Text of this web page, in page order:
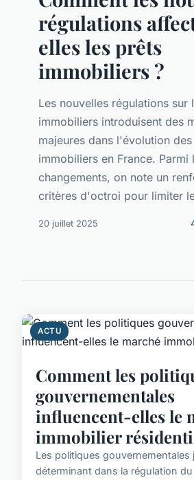
régulations
elles les prêts
immobiliers ?
Les nouvelles régulations sur
immobiliers introduisent des
majeures dans l'évolution
immobiliers en France. Parmi
changements, on note un
critères d'octroi pour limiter
20 juillet 2025
ACTU
Comment les
gouvernementales
influencent-elles le
immobilier
Les politiques gouvernementales
déterminant dans la régulation